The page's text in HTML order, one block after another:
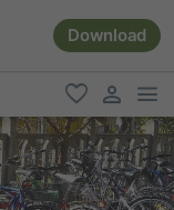
Download
favoriti
user link